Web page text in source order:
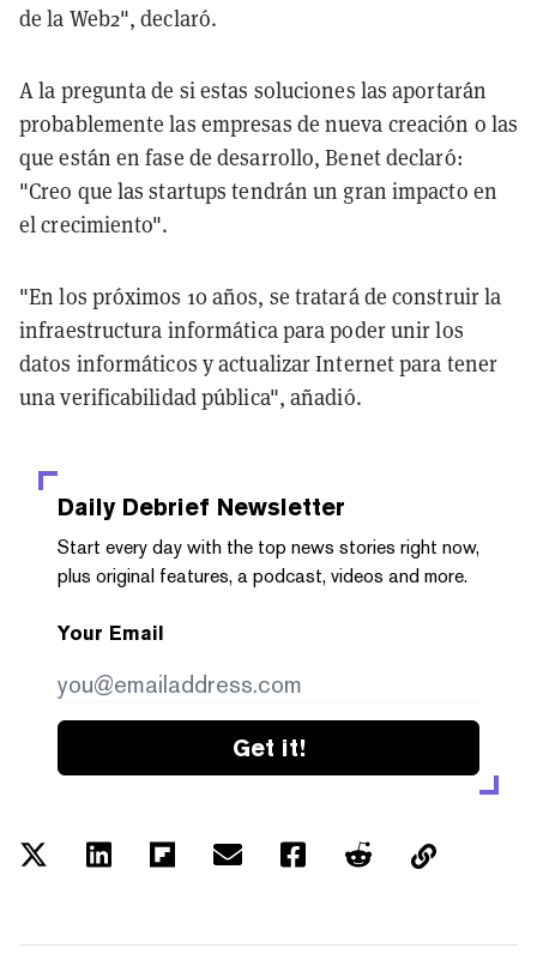
de la Web2", declaró.
A la pregunta de si estas soluciones las aportarán
probablemente las empresas de nueva creación o las
que están en fase de desarrollo, Benet declaró:
"Creo que las startups tendrán un gran impacto en
el crecimiento".
"En los próximos 10 años, se tratará de construir la
infraestructura informática para poder unir los
datos informáticos y actualizar Internet para tener
una verificabilidad pública", añadió.
Daily Debrief Newsletter
Start every day with the top news stories right now,
plus original features, a podcast, videos and more.
Your Email
Get it!